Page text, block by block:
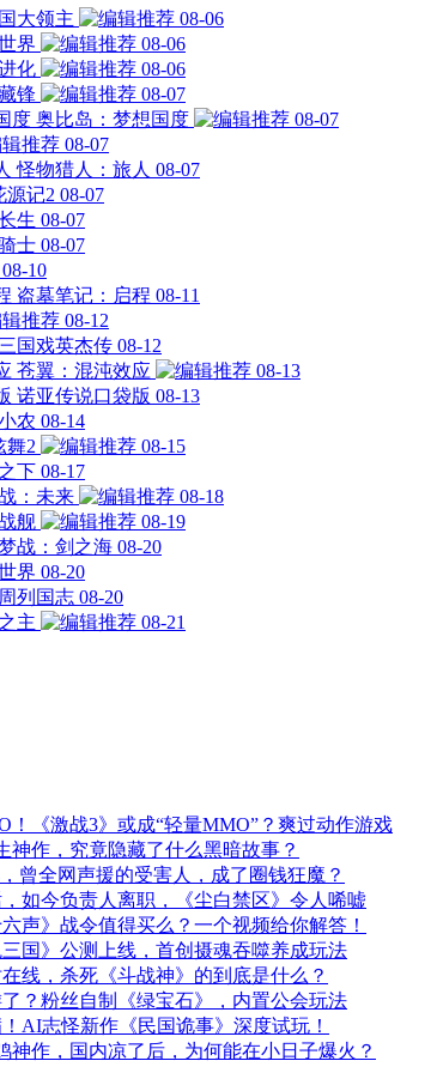
大领主
08-06
界
08-06
化
08-06
锋
08-07
奥比岛：梦想国度
08-07
08-07
怪物猎人：旅人 08-07
源记2 08-07
生 08-07
士 08-07
08-10
盗墓笔记：启程 08-11
08-12
三国戏英杰传 08-12
苍翼：混沌效应
08-13
诺亚传说口袋版 08-13
农 08-14
舞2
08-15
下 08-17
：未来
08-18
舰
08-19
战：剑之海 08-20
界 08-20
列国志 08-20
主
08-21
！《激战3》或成“轻量MMO”？爽过动作游戏
神作，究竟隐藏了什么黑暗故事？
曾全网声援的受害人，成了圈钱狂魔？
如今负责人离职，《尘白禁区》令人唏嘘
声》战令值得买么？一个视频给你解答！
国》公测上线，首创摄魂吞噬养成玩法
线，杀死《斗战神》的到底是什么？
？粉丝自制《绿宝石》，内置公会玩法
AI志怪新作《民国诡事》深度试玩！
神作，国内凉了后，为何能在小日子爆火？